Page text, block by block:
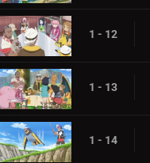
1 - 12
1 - 13
1 - 14